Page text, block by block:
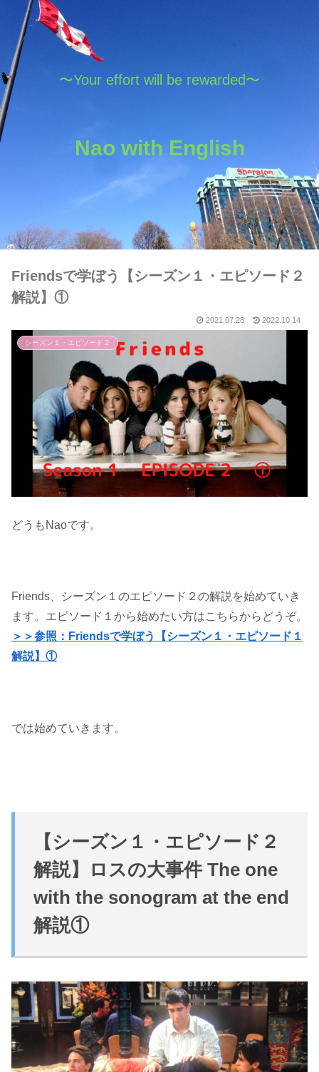
〜Your effort will be rewarded〜
Nao with English
Friendsで学ぼう【シーズン１・エピソード２
解説】①
2021.07.28 2022.10.14
シーズン１・エピソード２
どうもNaoです。
Friends、シーズン１のエピソード２の解説を始めていき
ます。エピソード１から始めたい方はこちらからどうぞ。
＞＞参照：Friendsで学ぼう【シーズン１・エピソード１
解説】①
では始めていきます。
【シーズン１・エピソード２
解説】ロスの大事件 The one
with the sonogram at the end
解説①